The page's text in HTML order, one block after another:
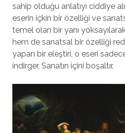
sahip olduğu anlatıyı ciddiye
eserin içkin bir özelliği ve
temel olan bir yanı
hem de sanatsal bir özelliği
yapan bir eleştiri, o eseri
indirger. Sanatın içini boşaltır.